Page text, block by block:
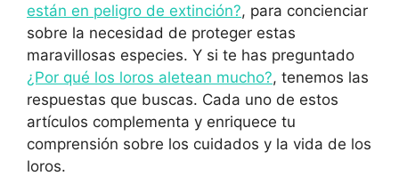
están en peligro de extinción?, para concienciar
sobre la necesidad de proteger estas
maravillosas especies. Y si te has preguntado
¿Por qué los loros aletean mucho?, tenemos las
respuestas que buscas. Cada uno de estos
artículos complementa y enriquece tu
comprensión sobre los cuidados y la vida de los
loros.